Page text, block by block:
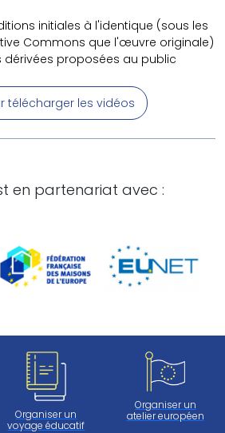
initiales à l'identique (sous les
Commons que l'œuvre originale)
proposées au public
télécharger les vidéos
en partenariat avec :
Organiser un
voyage éducatif
Organiser un
atelier européen